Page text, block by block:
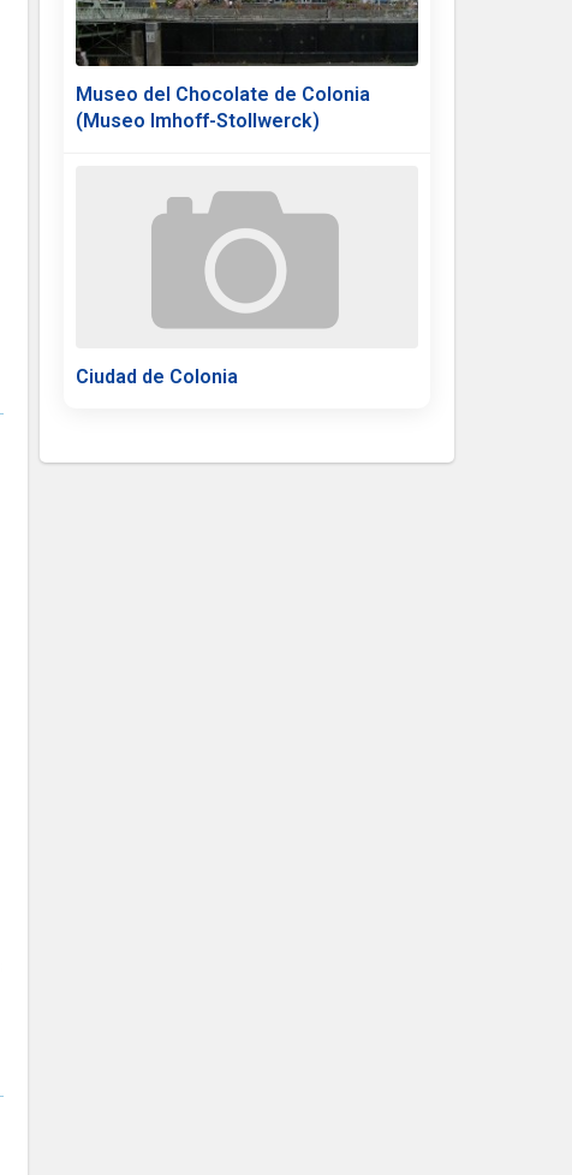
Museo del Chocolate de Colonia
(Museo Imhoff-Stollwerck)
Ciudad de Colonia